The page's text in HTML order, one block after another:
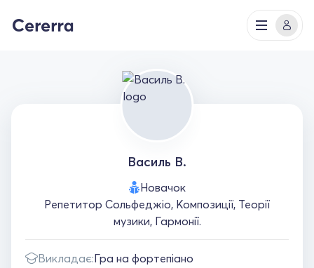
Василь В.
Новачок
Репетитор Сольфеджіо, Композиції, Теорії
музики, Гармонії.
Викладає:Гра на фортепіано